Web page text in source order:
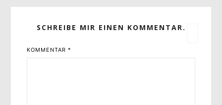
SCHREIBE MIR EINEN KOMMENTAR.
KOMMENTAR*